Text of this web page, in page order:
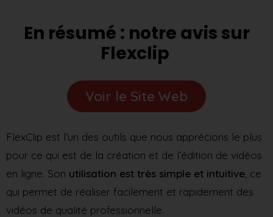
En résumé : notre avis sur
Flexclip
Voir le Site Web
FlexClip est l’un des outils que nous apprécions le plus
pour ce qui est de la création et de l’édition de vidéos
en ligne. Son utilisation est très simple et intuitive , ce
qui permet de réaliser facilement et rapidement des
vidéos de qualité professionnelle.